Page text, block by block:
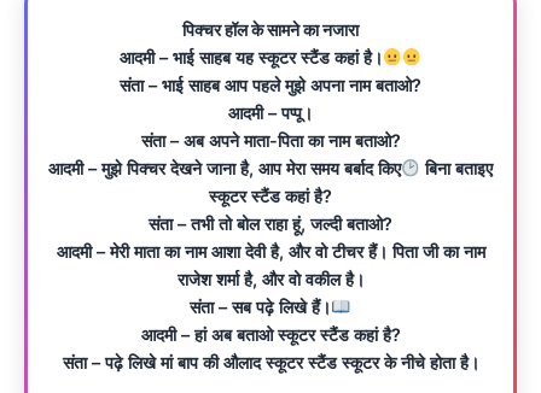
पिक्चर हॉल के सामने का नजारा
आदमी – भाई साहब यह स्कूटर स्टैंड कहां है।
संता – भाई साहब आप पहले मुझे अपना नाम बताओ?
आदमी – पप्पू।
संता – अब अपने माता-पिता का नाम बताओ?
आदमी – मुझे पिक्चर देखने जाना है, आप मेरा समय बर्बाद किए
बिना बताइए
स्कूटर स्टैंड कहां है?
संता – तभी तो बोल राहा हूं, जल्दी बताओ?
आदमी – मेरी माता का नाम आशा देवी है, और वो टीचर हैं। पिता जी का नाम
राजेश शर्मा है, और वो वकील है।
संता – सब पढ़े लिखे हैं।
आदमी – हां अब बताओ स्कूटर स्टैंड कहां है?
संता – पढ़े लिखे मां बाप की औलाद स्कूटर स्टैंड स्कूटर के नीचे होता है।